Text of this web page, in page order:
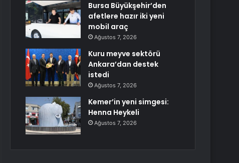
Bursa Büyükşehir’den
afetlere hazır iki yeni
mobil araç
Ağustos 7, 2026
Kuru meyve sektörü
Ankara’dan destek
istedi
Ağustos 7, 2026
Kemer’in yeni simgesi:
Henna Heykeli
Ağustos 7, 2026